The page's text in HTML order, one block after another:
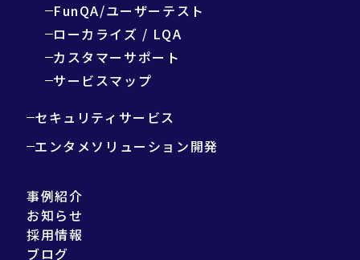
FunQA/ユーザーテスト
ローカライズ / LQA
カスタマーサポート
サービスマップ
セキュリティサービス
エンタメソリューション開発
事例紹介
お知らせ
採用情報
ブログ